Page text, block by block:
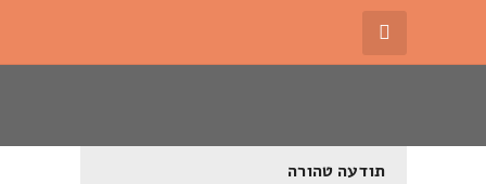
תודעה טהורה